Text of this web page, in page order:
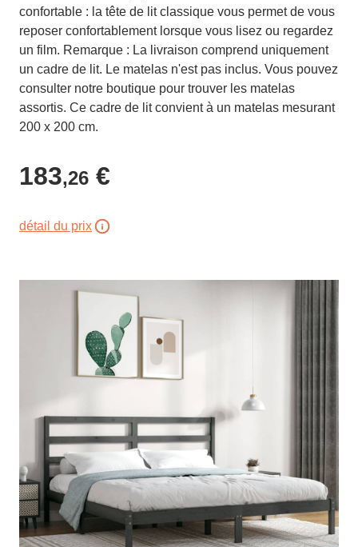
confortable : la tête de lit classique vous permet de vous
reposer confortablement lorsque vous lisez ou regardez
un film. Remarque : La livraison comprend uniquement
un cadre de lit. Le matelas n'est pas inclus. Vous pouvez
consulter notre boutique pour trouver les matelas
assortis. Ce cadre de lit convient à un matelas mesurant
200 x 200 cm.
183,26 €
détail du prix